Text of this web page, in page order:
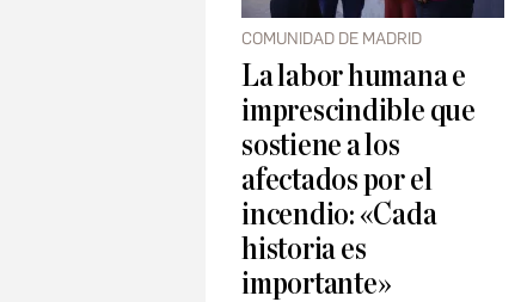
COMUNIDAD DE MADRID
La labor humana e
imprescindible que
sostiene a los
afectados por el
incendio: «Cada
historia es
importante»